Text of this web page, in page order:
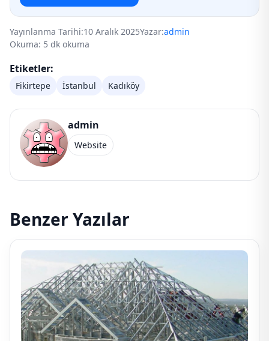
Yayınlanma Tarihi:10 Aralık 2025Yazar:admin
Okuma: 5 dk okuma
Etiketler:
Fikirtepe İstanbul Kadıköy
admin
Website
Benzer Yazılar